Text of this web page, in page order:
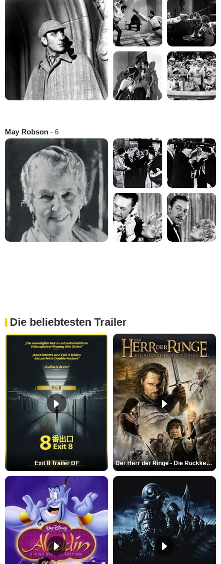
May Robson - 6
Die beliebtesten Trailer
Exit 8 Trailer DF Der Herr der Ringe - Die Rückkehr des Königs Trailer OV